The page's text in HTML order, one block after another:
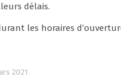
délais.
les horaires
2021